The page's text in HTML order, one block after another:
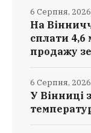
На
сплати 4,6
продажу
6 Серпня, 2026
У Вінниці
6 Серпня, 2026